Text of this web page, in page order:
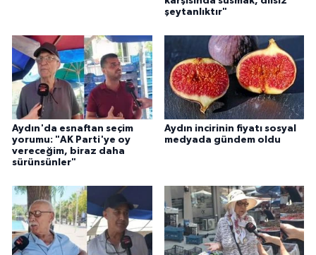
şeytanlıktır"
Aydın'da esnaftan seçim
yorumu: "AK Parti'ye oy
vereceğim, biraz daha
sürünsünler"
Aydın incirinin fiyatı sosyal
medyada gündem oldu
AFYONKARAHİSAR
AYDIN
DENİZLİ
KÜTAHYA
MANİSA